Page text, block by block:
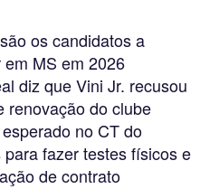
os candidatos a
MS em 2026
diz que Vini Jr. recusou
renovação do clube
no CT do
fazer testes físicos e
de contrato